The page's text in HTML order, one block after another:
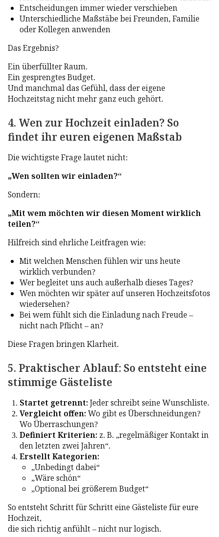
Entscheidungen immer wieder verschieben
Unterschiedliche Maßstäbe bei Freunden, Familie
oder Kollegen anwenden
Das Ergebnis?
Ein überfüllter Raum.
Ein gesprengtes Budget.
Und manchmal das Gefühl, dass der eigene
Hochzeitstag nicht mehr ganz euch gehört.
4. Wen zur Hochzeit einladen? So
findet ihr euren eigenen Maßstab
Die wichtigste Frage lautet nicht:
„Wen sollten wir einladen?“
Sondern:
„Mit wem möchten wir diesen Moment wirklich
teilen?“
Hilfreich sind ehrliche Leitfragen wie:
Mit welchen Menschen fühlen wir uns heute
wirklich verbunden?
Wer begleitet uns auch außerhalb dieses Tages?
Wen möchten wir später auf unseren Hochzeitsfotos
wiedersehen?
Bei wem fühlt sich die Einladung nach Freude –
nicht nach Pflicht – an?
Diese Fragen bringen Klarheit.
5. Praktischer Ablauf: So entsteht eine
stimmige Gästeliste
Startet getrennt: Jeder schreibt seine Wunschliste.
Vergleicht offen: Wo gibt es Überschneidungen?
Wo Überraschungen?
Definiert Kriterien: z. B. „regelmäßiger Kontakt in
den letzten zwei Jahren“.
Erstellt Kategorien:
„Unbedingt dabei“
„Wäre schön“
„Optional bei größerem Budget“
So entsteht Schritt für Schritt eine Gästeliste für eure
Hochzeit,
die sich richtig anfühlt – nicht nur logisch.